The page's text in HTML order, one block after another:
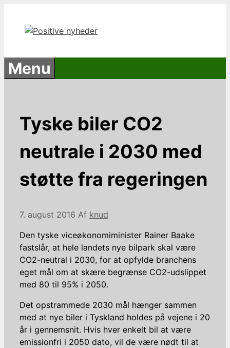
indhold
Menu
Tyske biler CO2
neutrale i 2030 med
støtte fra regeringen
7. august 2016 Af knud
Den tyske viceøkonomiminister Rainer Baake
fastslår, at hele landets nye bilpark skal være
CO2-neutral i 2030, for at opfylde branchens
eget mål om at skære begrænse CO2-udslippet
med 80 til 95% i 2050.
Det opstrammede 2030 mål hænger sammen
med at nye biler i Tyskland holdes på vejene i 20
år i gennemsnit. Hvis hver enkelt bil at være
emissionfri i 2050 dato, vil de være nødt til at